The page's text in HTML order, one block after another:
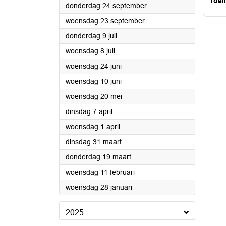
donderdag 24 september2026
woensdag 23 september2026
donderdag 9 juli2026
woensdag 8 juli2026
woensdag 24 juni2026
woensdag 10 juni2026
woensdag 20 mei2026
dinsdag 7 april2026
woensdag 1 april2026
dinsdag 31 maart2026
donderdag 19 maart2026
woensdag 11 februari2026
woensdag 28 januari2026
2025